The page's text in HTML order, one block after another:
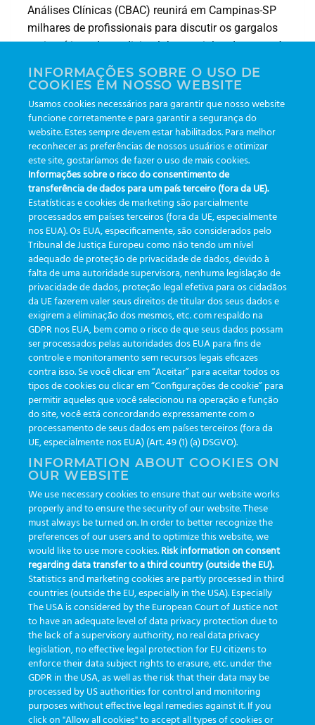
Análises Clínicas (CBAC) reunirá em Campinas-SP
milhares de profissionais para discutir os gargalos
mais críticos da medicina laboratorial — do erro pré-
analítico à pressão por acreditação. Neste artigo
mostramos como a Greiner Bio-One chega ao CBAC
exatamente para dialogar sobre esses desafios,
levando uma experiência imersiva […]
CBAC
laboratório ,Pré-analítica , produtividade qualidade ,
tecnologia
Transformação
1 2 3
CATEGORÍAS
Actualizaciones(19)
Eventos(19)
Funcionalidades(35)
Boletines(111)
TAGS
auditoria automação
congresso customização dashboard DICQ eficiência
enterprise etrack flebotomista governança clínica
GreinerBioOne greinerbioonebr HL7 IA informação
inovação ISO15189 laboratório novas tecnologias PALC
preanalitica processo de coleta produtividade
Pré-analítica qualidade rastreabilidade RDC
rotina laboratorial saúde tecnologia tomada de decisão
Transformação Transformação Digital tubos usabilidade
VACUETTE®
INFORMAÇÕES SOBRE O USO DE
COOKIES EM NOSSO WEBSITE
Usamos cookies necessários para garantir que nosso website
funcione corretamente e para garantir a segurança do
website. Estes sempre devem estar habilitados. Para melhor
reconhecer as preferências de nossos usuários e otimizar
este site, gostaríamos de fazer o uso de mais cookies.
Informações sobre o risco do consentimento de
transferência de dados para um país terceiro (fora da UE).
Estatísticas e cookies de marketing são parcialmente
processados em países terceiros (fora da UE, especialmente
nos EUA). Os EUA, especificamente, são considerados pelo
Tribunal de Justiça Europeu como não tendo um nível
adequado de proteção de privacidade de dados, devido à
falta de uma autoridade supervisora, nenhuma legislação de
privacidade de dados, proteção legal efetiva para os cidadãos
da UE fazerem valer seus direitos de titular dos seus dados e
exigirem a eliminação dos mesmos, etc. com respaldo na
GDPR nos EUA, bem como o risco de que seus dados possam
ser processados pelas autoridades dos EUA para fins de
controle e monitoramento sem recursos legais eficazes
contra isso. Se você clicar em “Aceitar” para aceitar todos os
tipos de cookies ou clicar em “Configurações de cookie” para
permitir aqueles que você selecionou na operação e função
do site, você está concordando expressamente com o
processamento de seus dados em países terceiros (fora da
UE, especialmente nos EUA) (Art. 49 (1) (a) DSGVO).
INFORMATION ABOUT COOKIES ON
OUR WEBSITE
We use necessary cookies to ensure that our website works
properly and to ensure the security of our website. These
must always be turned on. In order to better recognize the
preferences of our users and to optimize this website, we
would like to use more cookies.Risk information on consent
regarding data transfer to a third country (outside the EU).
Statistics and marketing cookies are partly processed in third
countries (outside the EU, especially in the USA). Especially
The USA is considered by the European Court of Justice not
to have an adequate level of data privacy protection due to
the lack of a supervisory authority, no real data privacy
legislation, no effective legal protection for EU citizens to
enforce their data subject rights to erasure, etc. under the
GDPR in the USA, as well as the risk that their data may be
processed by US authorities for control and monitoring
purposes without effective legal remedies against it. If you
click on "Allow all cookies" to accept all types of cookies or